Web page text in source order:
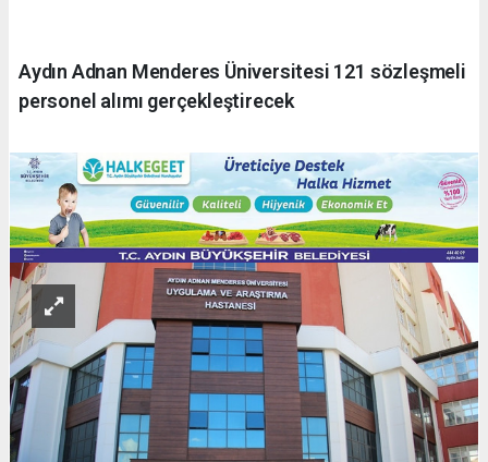
Aydın Adnan Menderes Üniversitesi 121 sözleşmeli
personel alımı gerçekleştirecek